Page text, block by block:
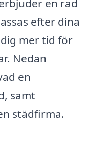
en rad
efter dina
mer tid för
Nedan
en
samt
städfirma.